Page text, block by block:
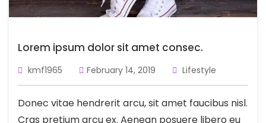
Lorem ipsum dolor sit amet consec.
kmf1965 February 14, 2019 Lifestyle
Donec vitae hendrerit arcu, sit amet faucibus nisl.
Cras pretium arcu ex. Aenean posuere libero eu